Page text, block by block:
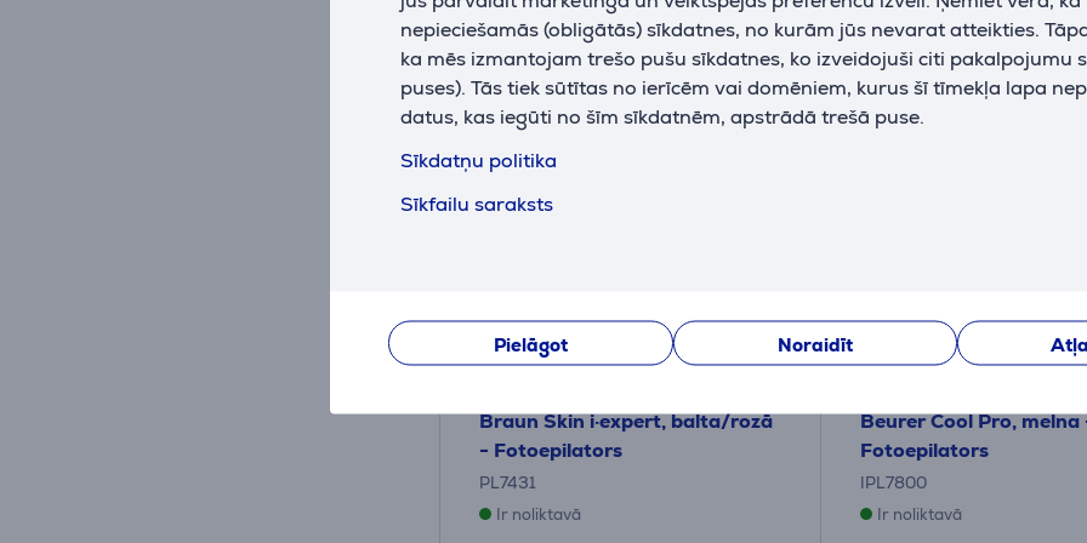
nepieciešamās (obligātās) sīkdatnes, no kurām jūs nevarat atteikties.
ka mēs izmantojam trešo pušu sīkdatnes, ko izveidojuši citi pakalpojumu
puses). Tās tiek sūtītas no ierīcēm vai domēniem, kurus šī tīmekļa lapa
datus, kas iegūti no šīm sīkdatnēm, apstrādā trešā puse.
Sīkdatņu politika
Sīkfailu saraksts
Pielāgot Noraidīt
10 mēneši 39 € 10 mēneši 57 €
100 DIENU ATMAKSA
Braun Skin i·expert, balta/rozā
- Fotoepilators
PL7431
Ir noliktavā
Beurer Cool Pro, melna
Fotoepilators
IPL7800
Ir noliktavā